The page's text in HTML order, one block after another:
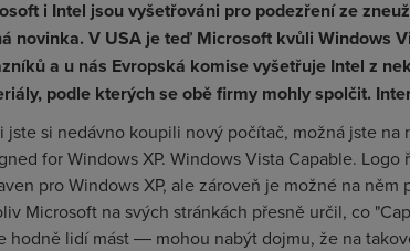
i Intel jsou vyšetřováni pro podezření ze
novinka. V USA je teď Microsoft kvůli Windows
a u nás Evropská komise vyšetřuje Intel z
podle kterých se obě firmy mohly spolčit.
jste si nedávno koupili nový počítač, možná jste na
for Windows XP. Windows Vista Capable. Logo
pro Windows XP, ale zároveň je možné na něm
Microsoft na svých stránkách přesně určil, co
hodně lidí mást ― mohou nabýt dojmu, že na